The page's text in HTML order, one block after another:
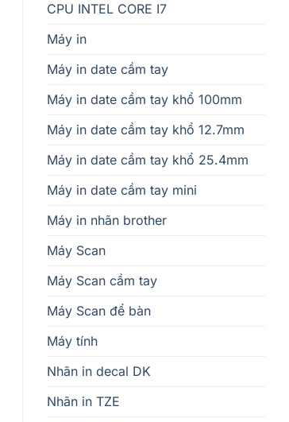
CPU INTEL CORE I7
Máy in
Máy in date cầm tay
Máy in date cầm tay khổ 100mm
Máy in date cầm tay khổ 12.7mm
Máy in date cầm tay khổ 25.4mm
Máy in date cầm tay mini
Máy in nhãn brother
Máy Scan
Máy Scan cầm tay
Máy Scan để bàn
Máy tính
Nhãn in decal DK
Nhãn in TZE